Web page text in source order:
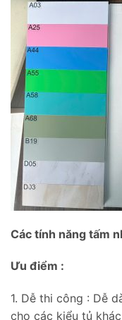
Các tính năng tấm
Ưu điểm :
1. Dễ thi công : Dễ
cho các kiểu tủ